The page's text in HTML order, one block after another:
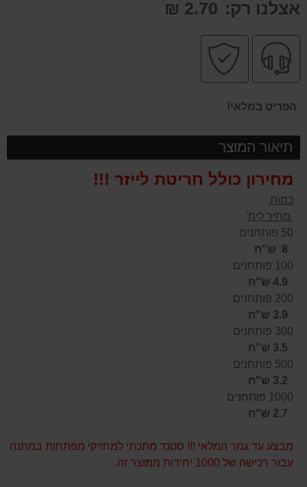
אצלנו רק: 2.70 ₪
שירות
מקצועי
הפריט במלאי!
תיאור המוצר
מחירון כולל חריטת לייזר !!!
כמות
מחיר ליח'
50 פותחנים
8 ש"ח
100 פותחנים
4.9 ש"ח
200 פותחנים
3.9 ש"ח
300 פותחנים
3.5 ש"ח
500 פותחנים
3.2 ש"ח
1000 פותחנים
2.7 ש"ח
מבצע עד גמר המלאי !!! סטנד מתכתי למחזיקי מפתחות במתנה
עבור רכישה של 1000 יחידות ממוצר זה.